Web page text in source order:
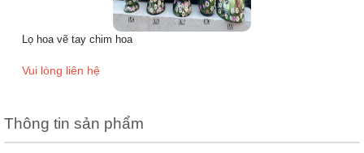
Lọ hoa vẽ tay chim hoa
Vui lòng liên hệ
Thông tin sản phẩm